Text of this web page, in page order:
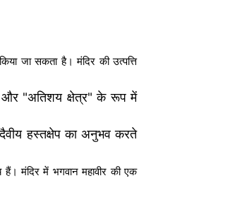
जा सकता है। मंदिर की उत्पत्ति
और "अतिशय क्षेत्र" के रूप में
हस्तक्षेप का अनुभव करते
हैं। मंदिर में भगवान महावीर की एक